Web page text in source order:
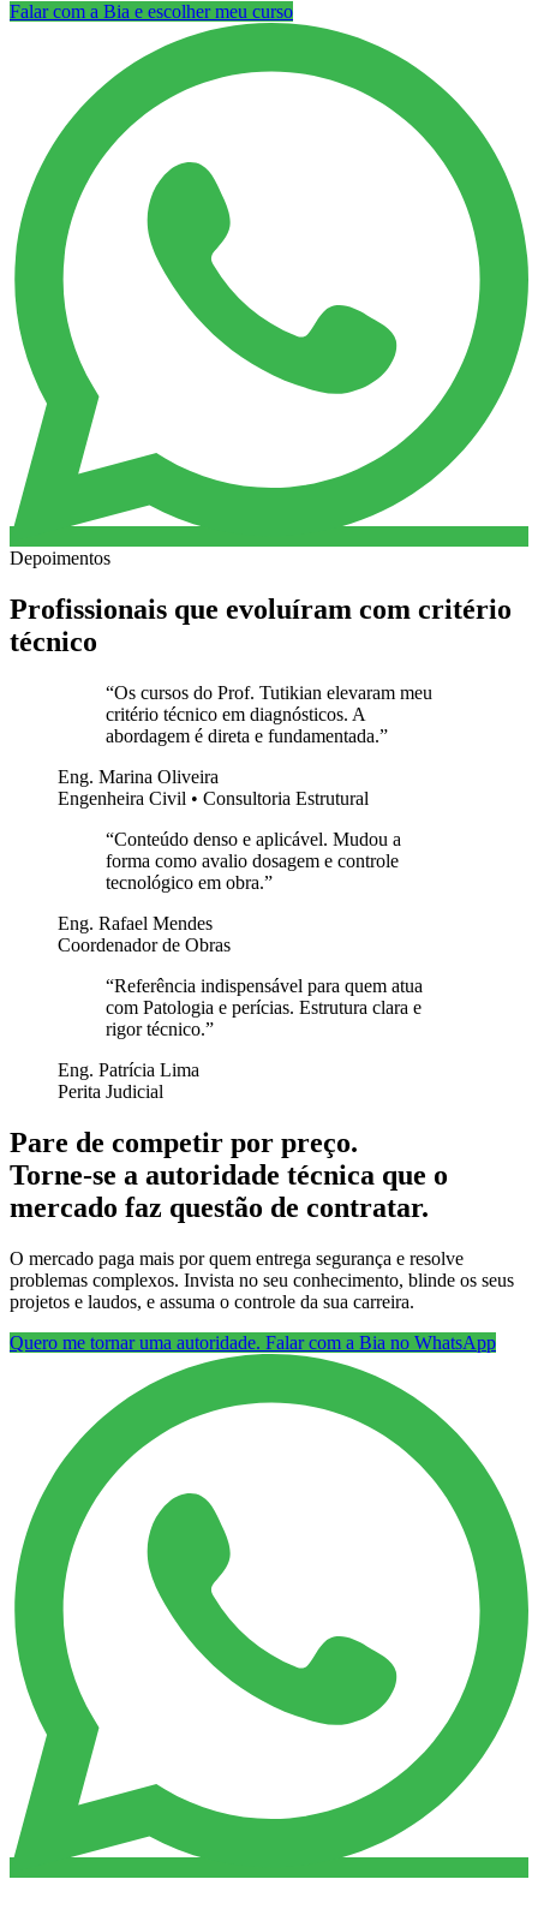
Falar com a Bia e escolher meu curso
Depoimentos
Profissionais que evoluíram com critério
técnico
“Os cursos do Prof. Tutikian elevaram meu
critério técnico em diagnósticos. A
abordagem é direta e fundamentada.”
Eng. Marina Oliveira
Engenheira Civil • Consultoria Estrutural
“Conteúdo denso e aplicável. Mudou a
forma como avalio dosagem e controle
tecnológico em obra.”
Eng. Rafael Mendes
Coordenador de Obras
“Referência indispensável para quem atua
com Patologia e perícias. Estrutura clara e
rigor técnico.”
Eng. Patrícia Lima
Perita Judicial
Pare de competir por preço.
Torne-se a autoridade técnica que o
mercado faz questão de contratar.
O mercado paga mais por quem entrega segurança e resolve
problemas complexos. Invista no seu conhecimento, blinde os seus
projetos e laudos, e assuma o controle da sua carreira.
Quero me tornar uma autoridade. Falar com a Bia no WhatsApp